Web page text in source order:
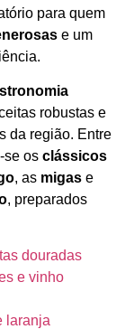
para quem
e um
robustas e
da região. Entre
os clássicos
, as migas e
, preparados
douradas
e vinho
laranja